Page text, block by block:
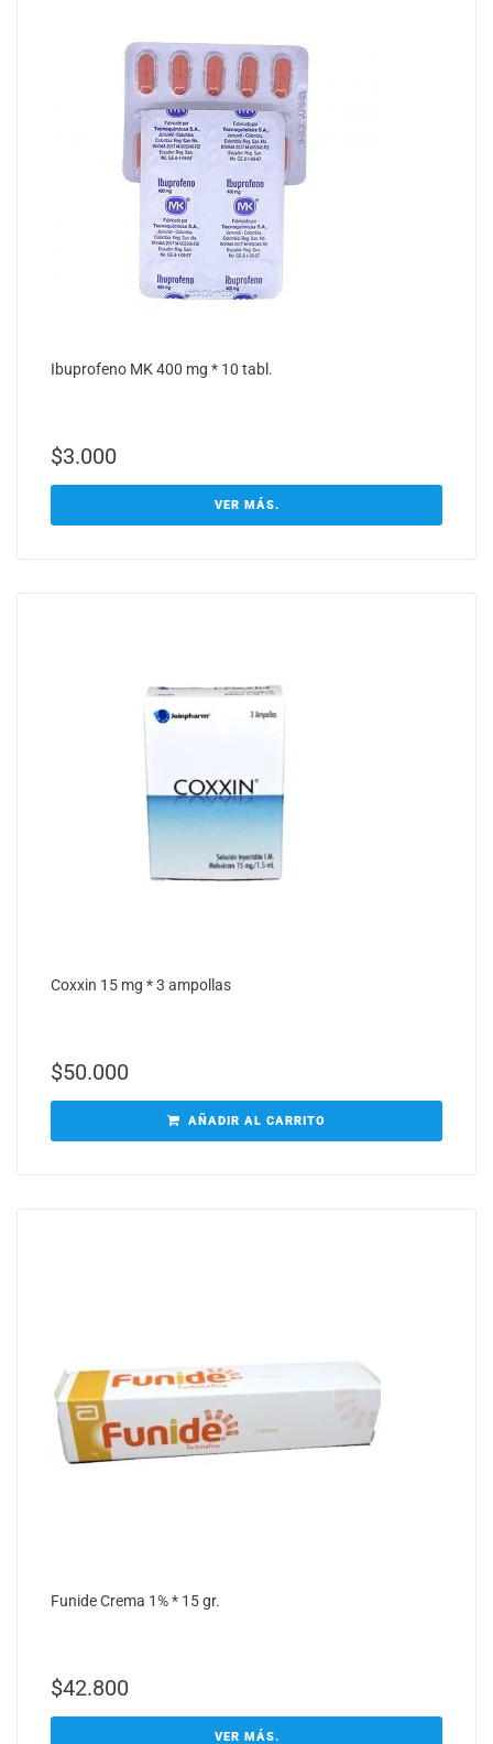
Ibuprofeno MK 400 mg * 10 tabl.
$3.000
VER MÁS.
Coxxin 15 mg * 3 ampollas
$50.000
AÑADIR AL CARRITO
Funide Crema 1% * 15 gr.
$42.800
VER MÁS.